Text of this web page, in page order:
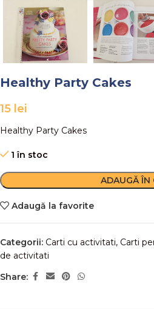
Healthy Party Cakes
15 lei
Healthy Party Cakes
1 în stoc
ADAUGĂ ÎN
Adaugă la favorite
Categorii: Carti cu activitati, Carti
de activitati
Share: